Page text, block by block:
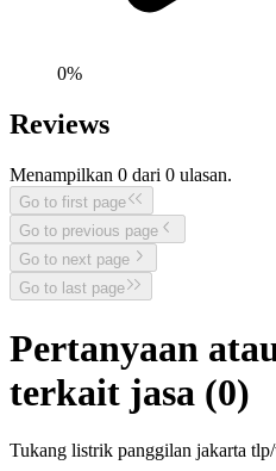
0%
Reviews
Menampilkan 0 dari 0 ulasan.
Go to first page
Go to previous page
Go to next page
Go to last page
Pertanyaan
terkait jasa (0)
Tukang listrik panggilan jakarta